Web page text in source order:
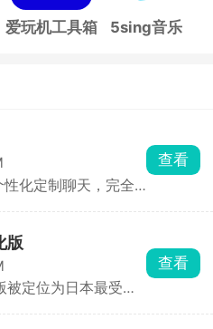
爱玩机工具箱 5sing音乐
化定制聊天，完全
生成专属虚拟形象。
件也提供已经设定好
度、更新时间、发声
也能通过关键词或
查看
版
定位为日本最受欢
查看